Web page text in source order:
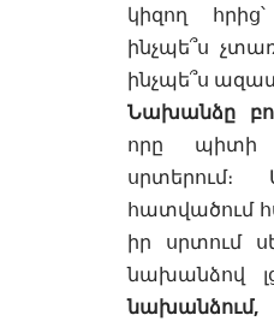
կիզող
ինչպե՞ս
ինչպե՞ս
Նախանձը
որը պիտի
սրտերում։
հատվածում
իր սրտում
նախանձով
նախանձում,